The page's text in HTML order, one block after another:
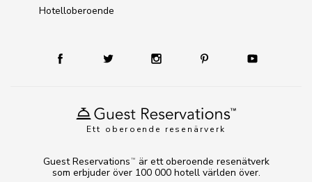
Ett oberoende resenärverk
Hotelloberoende
Guest Reservations TM
är ett oberoende resenätverk
som erbjuder över 100 000 hotell världen över.